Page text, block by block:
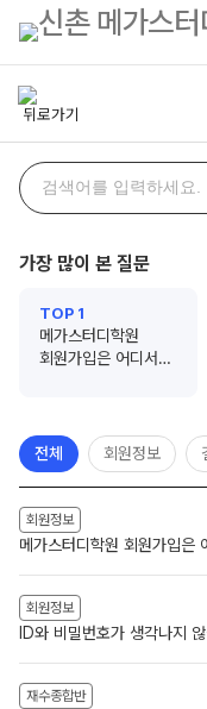
자주
묻는
검색
검색어
가장 많이 본 질문
TOP 1
메가스터디학원
회원가입은 어디서
전체 회원정보
회원정보
메가스터디학원 회원가입은
회원정보
ID와 비밀번호가 생각나지
재수종합반